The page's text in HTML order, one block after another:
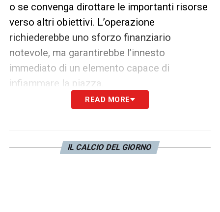
o se convenga dirottare le importanti risorse
verso altri obiettivi. L’operazione
richiederebbe uno sforzo finanziario
notevole, ma garantirebbe l’innesto
immediato di un elemento capace di
infiammare la piazza.
READ MORE
IL CALCIO DEL GIORNO